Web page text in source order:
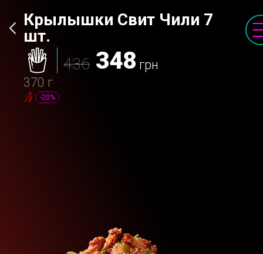
Крылышки Свит Чили 7
шт.
436 348 грн
370 г
-20%